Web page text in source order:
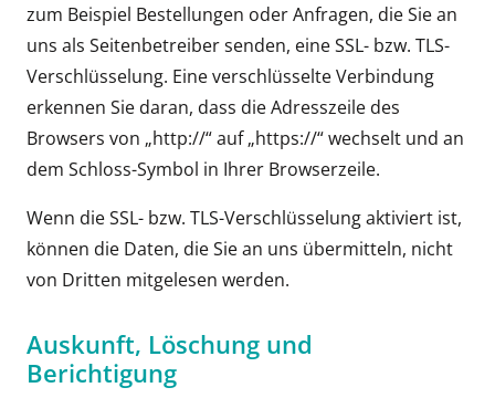
zum Beispiel Bestellungen oder Anfragen, die Sie an
uns als Seitenbetreiber senden, eine SSL- bzw. TLS-
Verschlüsselung. Eine verschlüsselte Verbindung
erkennen Sie daran, dass die Adresszeile des
Browsers von „http://“ auf „https://“ wechselt und an
dem Schloss-Symbol in Ihrer Browserzeile.
Wenn die SSL- bzw. TLS-Verschlüsselung aktiviert ist,
können die Daten, die Sie an uns übermitteln, nicht
von Dritten mitgelesen werden.
Auskunft, Löschung und
Berichtigung